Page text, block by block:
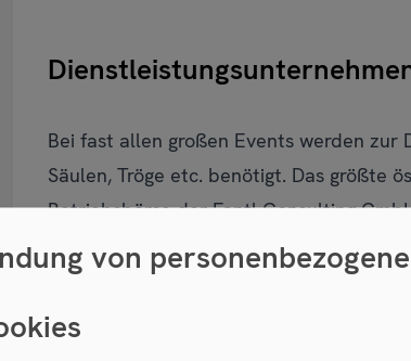
Bei fast allen großen Events werden zur
Säulen, Tröge etc. benötigt. Das größte
Betriebsbörse der Fantl Consulting
In der Zeit der Wirtschaftskrise 2008
einfach, da zwar die Veranstaltungen
Dekoration gespart wurde. Es bedurfte
von